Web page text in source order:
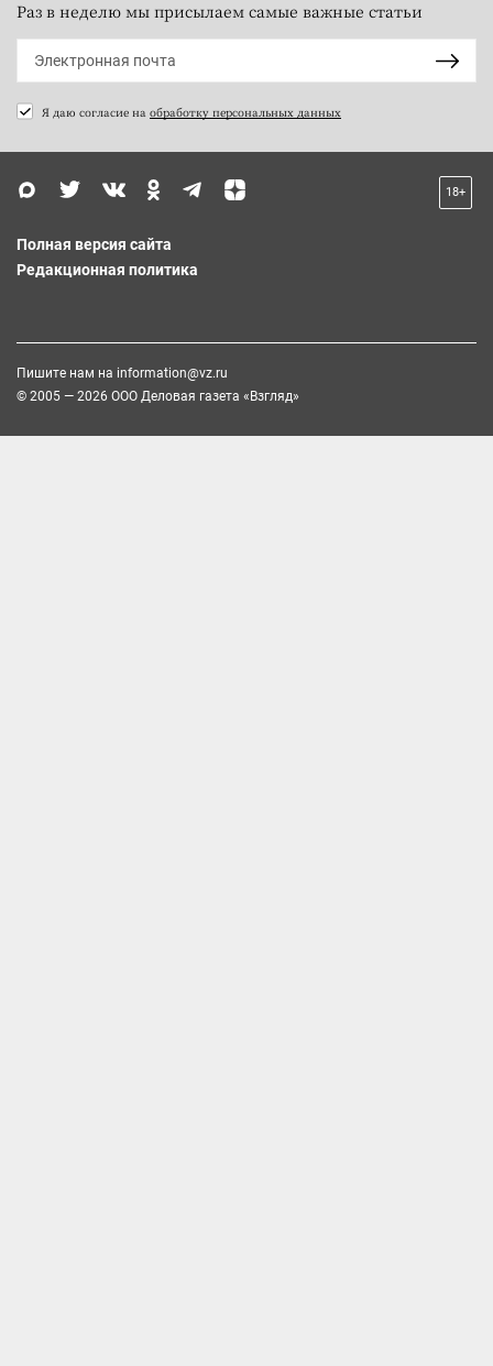
Раз в неделю мы присылаем самые важные статьи
Я даю согласие на обработку персональных данных
18+
Полная версия сайта
Редакционная политика
Пишите нам на information@vz.ru
© 2005 — 2026 ООО Деловая газета «Взгляд»